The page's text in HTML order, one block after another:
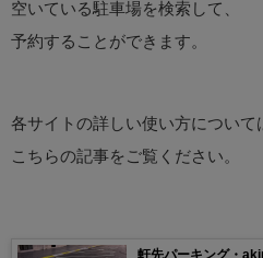
空いている駐車場を検索して、
予約することができます。
各サイトの詳しい使い方について
こちらの記事をご覧ください。
軒先パーキング・